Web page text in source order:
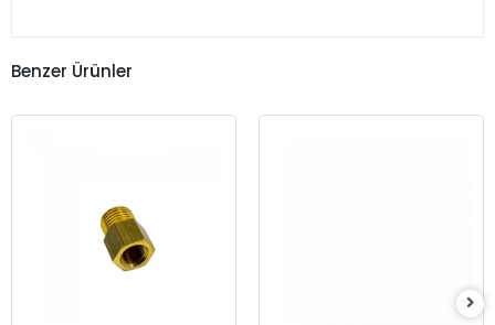
Benzer Ürünler